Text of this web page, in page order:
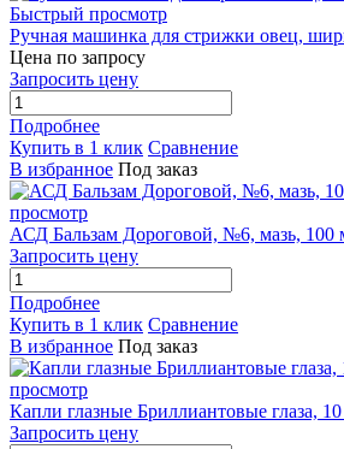
Быстрый просмотр
Ручная машинка для стрижки овец,
Цена по запросу
Запросить цену
Подробнее
Купить в 1 клик Сравнение
В избранное Под заказ
просмотр
АСД Бальзам Дороговой, №6, мазь, 100
Запросить цену
Подробнее
Купить в 1 клик Сравнение
В избранное Под заказ
просмотр
Капли глазные Бриллиантовые глаза,
Запросить цену